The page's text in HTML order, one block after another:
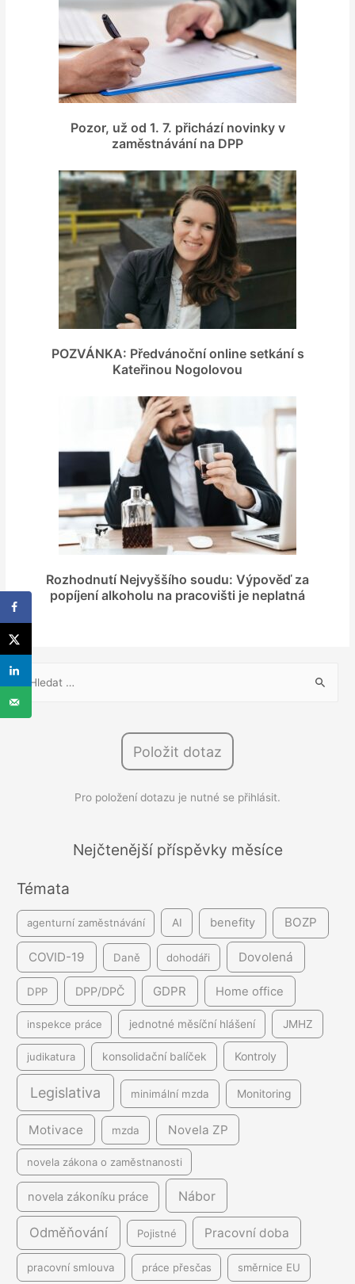
Pozor, už od 1. 7. přichází novinky v
zaměstnávání na DPP
POZVÁNKA: Předvánoční online setkání s
Kateřinou Nogolovou
Rozhodnutí Nejvyššího soudu: Výpověď za
popíjení alkoholu na pracovišti je neplatná
V
í
Položit dotaz
Pro položení dotazu je nutné se přihlásit.
Nejčtenější příspěvky měsíce
Témata
agenturní zaměstnávání AI benefity BOZP
COVID-19 Daně dohodáři Dovolená
DPP DPP/DPČ GDPR Home office
inspekce práce jednotné měsíční hlášení JMHZ
judikatura konsolidační balíček Kontroly
Legislativa minimální mzda Monitoring
Motivace mzda Novela ZP
novela zákona o zaměstnanosti
novela zákoníku práce Nábor
Odměňování Pojistné Pracovní doba
pracovní smlouva práce přesčas směrnice EU